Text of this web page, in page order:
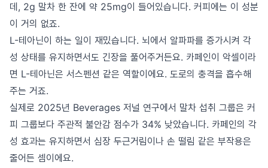
데, 2g 말차 한 잔에 약 25mg이 들어있습니다. 커피에는 이 성분
이 거의 없죠.
L-테아닌이 하는 일이 재밌습니다. 뇌에서 알파파를 증가시켜 각
성 상태를 유지하면서도 긴장을 풀어주거든요. 카페인이 악셀이라
면 L-테아닌은 서스펜션 같은 역할이에요. 도로의 충격을 흡수해
주는 거죠.
실제로 2025년 Beverages 저널 연구에서 말차 섭취 그룹은 커
피 그룹보다 주관적 불안감 점수가 34% 낮았습니다. 카페인의 각
성 효과는 유지하면서 심장 두근거림이나 손 떨림 같은 부작용은
줄어든 셈이에요.